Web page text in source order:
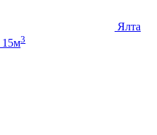
Ялта
15м3